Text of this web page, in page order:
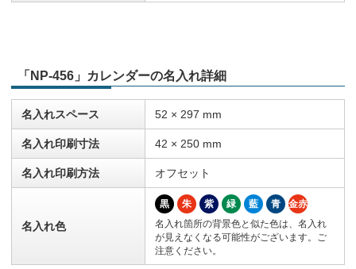
「NP-456」カレンダーの名入れ詳細
名入れスペース 52 × 297 mm
名入れ印刷寸法 42 × 250 mm
名入れ印刷方法 オフセット
名入れ色
黒 朱 紫 緑 藍 青
金赤
名入れ箇所の背景色と似た色は、名入れ
が見えなくなる可能性がございます。ご
注意ください。